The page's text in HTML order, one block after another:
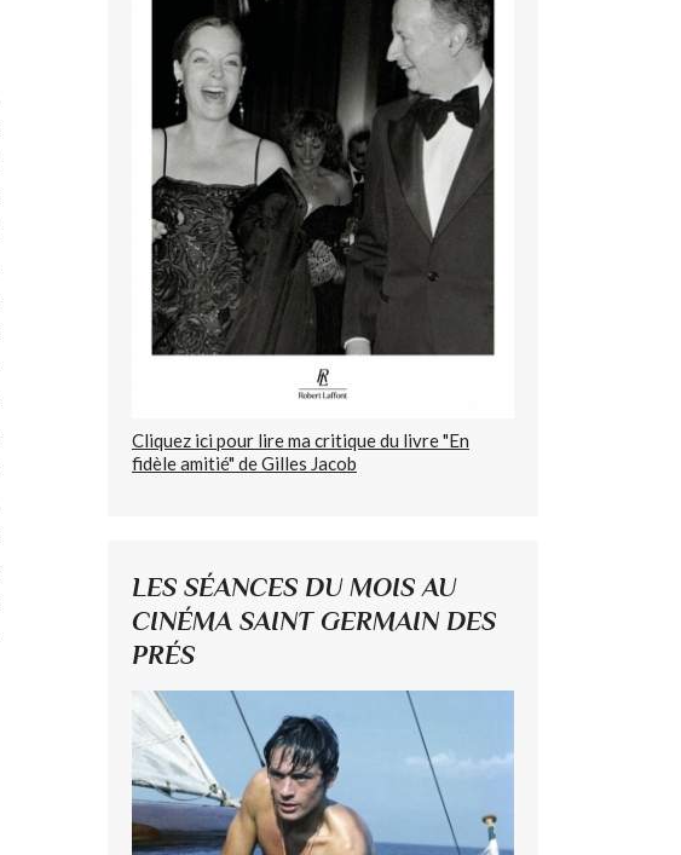
Cliquez ici pour lire ma critique du livre "En
fidèle amitié" de Gilles Jacob
LES SÉANCES DU MOIS AU
CINÉMA SAINT GERMAIN DES
PRÉS